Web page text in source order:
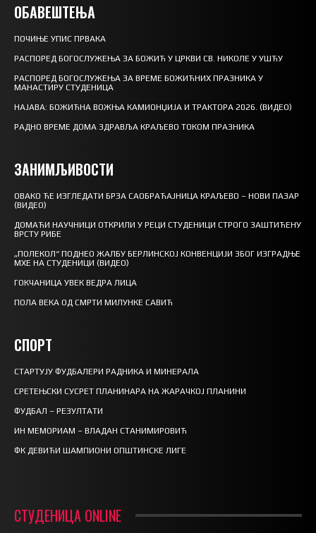
ОБАВЕШТЕЊА
ПОЧИЊЕ УПИС ПРВАКА
РАСПОРЕД БОГОСЛУЖЕЊА ЗА БОЖИЋ У ЦРКВИ СВ. НИКОЛЕ У УШЋУ
РАСПОРЕД БОГОСЛУЖЕЊА ЗА ВРЕМЕ БОЖИЋНИХ ПРАЗНИКА У
МАНАСТИРУ СТУДЕНИЦА
НАЈАВА: БОЖИЋНА ВОЖЊА КАМИОНЏИЈА И ТРАКТОРА 2026. (ВИДЕО)
РАДНО ВРЕМЕ ДОМА ЗДРАВЉА КРАЉЕВО ТОКОМ ПРАЗНИКА
ЗАНИМЉИВОСТИ
ОВАКО ЋЕ ИЗГЛЕДАТИ БРЗА САОБРАЋАЈНИЦА КРАЉЕВО – НОВИ ПАЗАР
(ВИДЕО)
ДОМАЋИ НАУЧНИЦИ ОТКРИЛИ У РЕЦИ СТУДЕНИЦИ СТРОГО ЗАШТИЋЕНУ
ВРСТУ РИБЕ
„ПОЛЕКОЛ“ ПОДНЕО ЖАЛБУ БЕРЛИНСКОЈ КОНВЕНЦИЈИ ЗБОГ ИЗГРАДЊЕ
МХЕ НА СТУДЕНИЦИ (ВИДЕО)
ГОКЧАНИЦА УВЕК ВЕДРА ЛИЦА
ПОЛА ВЕКА ОД СМРТИ МИЛУНКЕ САВИЋ
СПОРТ
СТАРТУЈУ ФУДБАЛЕРИ РАДНИКА И МИНЕРАЛА
СРЕТЕЊСКИ СУСРЕТ ПЛАНИНАРА НА ЖАРАЧКОЈ ПЛАНИНИ
ФУДБАЛ – РЕЗУЛТАТИ
ИН МЕМОРИАМ – ВЛАДАН СТАНИМИРОВИЋ
ФК ДЕВИЋИ ШАМПИОНИ ОПШТИНСКЕ ЛИГЕ
СТУДЕНИЦА ONLINE